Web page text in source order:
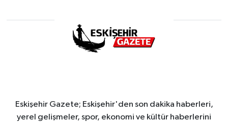
Eskişehir Gazete; Eskişehir'den son dakika haberleri,
yerel gelişmeler, spor, ekonomi ve kültür haberlerini